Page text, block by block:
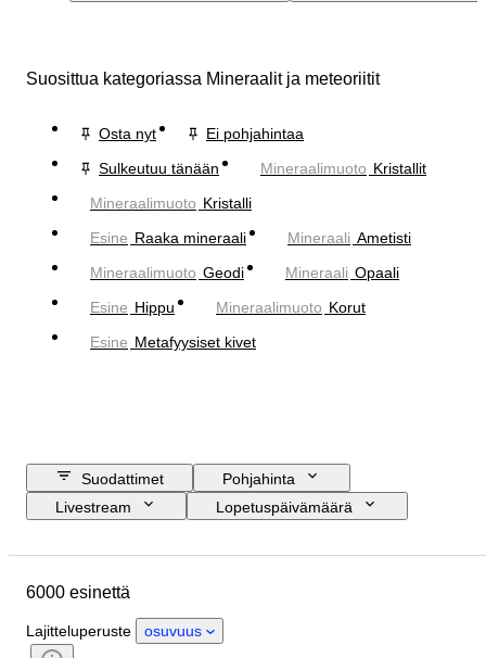
Suosittua kategoriassa Mineraalit ja meteoriitit
Osta nyt
Ei pohjahintaa
Sulkeutuu tänään
Mineraalimuoto Kristallit
Mineraalimuoto Kristalli
Esine Raaka mineraali Mineraali Ametisti
Mineraalimuoto Geodi Mineraali Opaali
Esine Hippu Mineraalimuoto Korut
Esine Metafyysiset kivet
Suodattimet
Pohjahinta
Livestream
Lopetuspäivämäärä
Materiaali
Kivi
Allekirjoitus
Väri
6000 esinettä
Lajitteluperuste osuvuus